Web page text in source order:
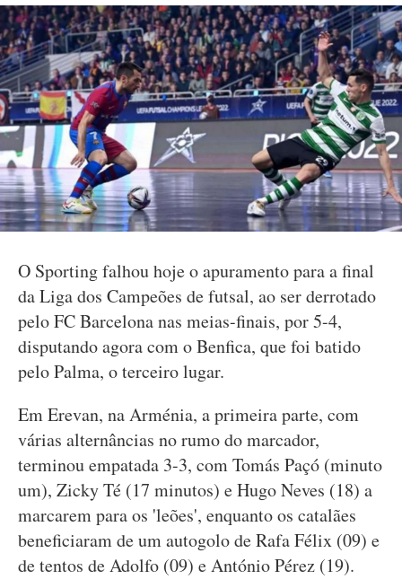
O Sporting falhou hoje o apuramento para a final
da Liga dos Campeões de futsal, ao ser derrotado
pelo FC Barcelona nas meias-finais, por 5-4,
disputando agora com o Benfica, que foi batido
pelo Palma, o terceiro lugar.
Em Erevan, na Arménia, a primeira parte, com
várias alternâncias no rumo do marcador,
terminou empatada 3-3, com Tomás Paçó (minuto
um), Zicky Té (17 minutos) e Hugo Neves (18) a
marcarem para os 'leões', enquanto os catalães
beneficiaram de um autogolo de Rafa Félix (09) e
de tentos de Adolfo (09) e António Pérez (19).